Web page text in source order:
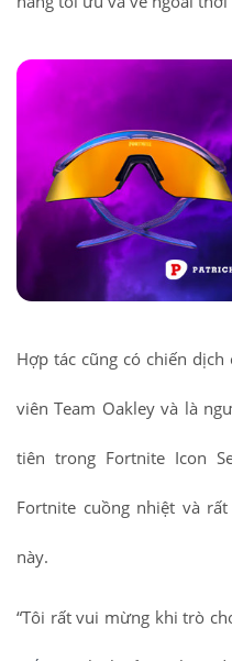
Hợp tác cũng có chiến
viên Team Oakley và là
tiên trong Fortnite Icon
Fortnite cuồng nhiệt và
này.
“Tôi rất vui mừng khi trò